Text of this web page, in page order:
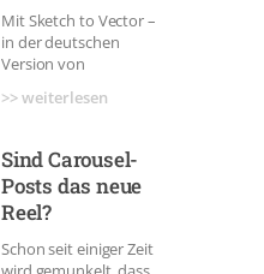
Mit Sketch to Vector –
in der deutschen
Version von
>> weiterlesen
Sind Carousel-
Posts das neue
Reel?
Schon seit einiger Zeit